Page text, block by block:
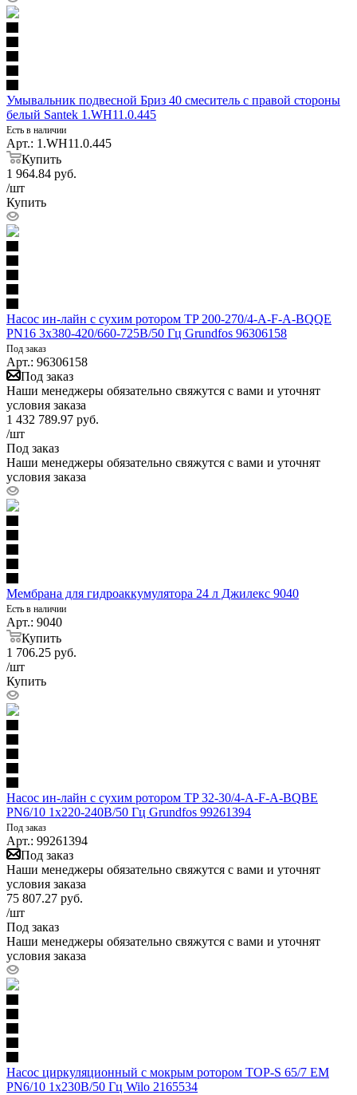
Умывальник подвесной Бриз 40 смеситель с правой стороны
белый Santek 1.WH11.0.445
Есть в наличии
Арт.: 1.WH11.0.445
Купить
1 964.84 руб.
/шт
Купить
Насос ин-лайн с сухим ротором TP 200-270/4-A-F-A-BQQE
PN16 3х380-420/660-725В/50 Гц Grundfos 96306158
Под заказ
Арт.: 96306158
Под заказ
Наши менеджеры обязательно свяжутся с вами и уточнят
условия заказа
1 432 789.97 руб.
/шт
Под заказ
Наши менеджеры обязательно свяжутся с вами и уточнят
условия заказа
Мембрана для гидроаккумулятора 24 л Джилекс 9040
Есть в наличии
Арт.: 9040
Купить
1 706.25 руб.
/шт
Купить
Насос ин-лайн с сухим ротором TP 32-30/4-A-F-A-BQBE
PN6/10 1х220-240В/50 Гц Grundfos 99261394
Под заказ
Арт.: 99261394
Под заказ
Наши менеджеры обязательно свяжутся с вами и уточнят
условия заказа
75 807.27 руб.
/шт
Под заказ
Наши менеджеры обязательно свяжутся с вами и уточнят
условия заказа
Насос циркуляционный с мокрым ротором TOP-S 65/7 EM
PN6/10 1х230В/50 Гц Wilo 2165534